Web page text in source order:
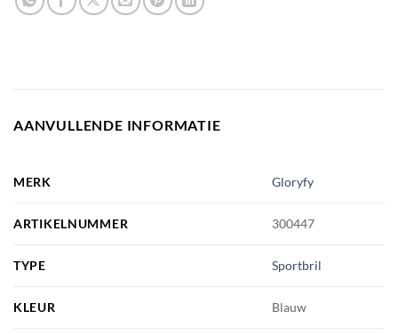
AANVULLENDE INFORMATIE
MERK Gloryfy
ARTIKELNUMMER 300447
TYPE Sportbril
KLEUR Blauw